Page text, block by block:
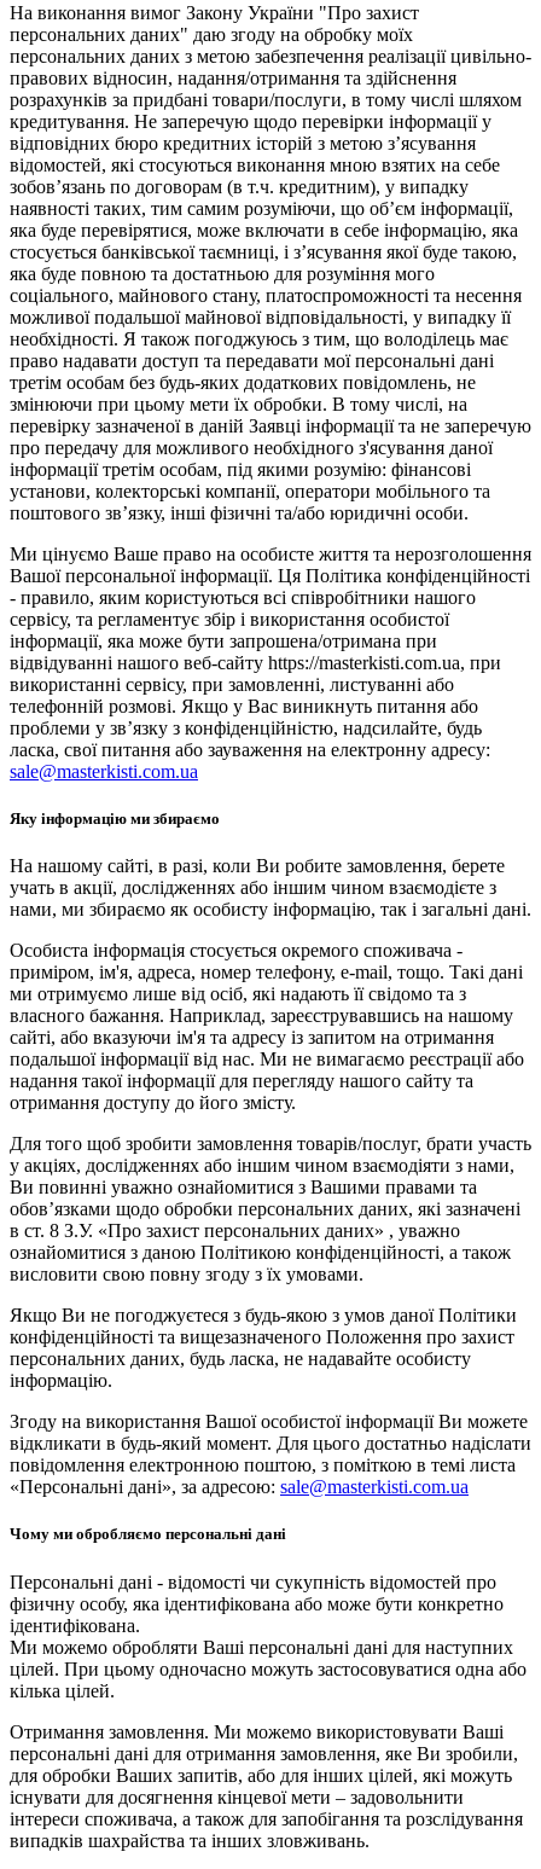
На виконання вимог Закону України "Про захист
персональних даних" даю згоду на обробку моїх
персональних даних з метою забезпечення реалізації цивільно-
правових відносин, надання/отримання та здійснення
розрахунків за придбані товари/послуги, в тому числі шляхом
кредитування. Не заперечую щодо перевірки інформації у
відповідних бюро кредитних історій з метою з’ясування
відомостей, які стосуються виконання мною взятих на себе
зобов’язань по договорам (в т.ч. кредитним), у випадку
наявності таких, тим самим розуміючи, що об’єм інформації,
яка буде перевірятися, може включати в себе інформацію, яка
стосується банківської таємниці, і з’ясування якої буде такою,
яка буде повною та достатньою для розуміння мого
соціального, майнового стану, платоспроможності та несення
можливої подальшої майнової відповідальності, у випадку її
необхідності. Я також погоджуюсь з тим, що володілець має
право надавати доступ та передавати мої персональні дані
третім особам без будь-яких додаткових повідомлень, не
змінюючи при цьому мети їх обробки. В тому числі, на
перевірку зазначеної в даній Заявці інформації та не заперечую
про передачу для можливого необхідного з'ясування даної
інформації третім особам, під якими розумію: фінансові
установи, колекторські компанії, оператори мобільного та
поштового зв’язку, інші фізичні та/або юридичні особи.
Ми цінуємо Ваше право на особисте життя та нерозголошення
Вашої персональної інформації. Ця Політика конфіденційності
- правило, яким користуються всі співробітники нашого
сервісу, та регламентує збір і використання особистої
інформації, яка може бути запрошена/отримана при
відвідуванні нашого веб-сайту https://masterkisti.com.ua, при
використанні сервісу, при замовленні, листуванні або
телефонній розмові. Якщо у Вас виникнуть питання або
проблеми у зв’язку з конфіденційністю, надсилайте, будь
ласка, свої питання або зауваження на електронну адресу:
sale@masterkisti.com.ua
Яку інформацію ми збираємо
На нашому сайті, в разі, коли Ви робите замовлення, берете
учать в акції, дослідженнях або іншим чином взаємодієте з
нами, ми збираємо як особисту інформацію, так і загальні дані.
Особиста інформація стосується окремого споживача -
приміром, ім'я, адреса, номер телефону, e-mail, тощо. Такі дані
ми отримуємо лише від осіб, які надають її свідомо та з
власного бажання. Наприклад, зареєструвавшись на нашому
сайті, або вказуючи ім'я та адресу із запитом на отримання
подальшої інформації від нас. Ми не вимагаємо реєстрації або
надання такої інформації для перегляду нашого сайту та
отримання доступу до його змісту.
Для того щоб зробити замовлення товарів/послуг, брати участь
у акціях, дослідженнях або іншим чином взаємодіяти з нами,
Ви повинні уважно ознайомитися з Вашими правами та
обов’язками щодо обробки персональних даних, які зазначені
в ст. 8 З.У. «Про захист персональних даних» , уважно
ознайомитися з даною Політикою конфіденційності, а також
висловити свою повну згоду з їх умовами.
Якщо Ви не погоджуєтеся з будь-якою з умов даної Політики
конфіденційності та вищезазначеного Положення про захист
персональних даних, будь ласка, не надавайте особисту
інформацію.
Згоду на використання Вашої особистої інформації Ви можете
відкликати в будь-який момент. Для цього достатньо надіслати
повідомлення електронною поштою, з поміткою в темі листа
«Персональні дані», за адресою: sale@masterkisti.com.ua
Чому ми обробляємо персональні дані
Персональні дані - відомості чи сукупність відомостей про
фізичну особу, яка ідентифікована або може бути конкретно
ідентифікована.
Ми можемо обробляти Ваші персональні дані для наступних
цілей. При цьому одночасно можуть застосовуватися одна або
кілька цілей.
Отримання замовлення. Ми можемо використовувати Ваші
персональні дані для отримання замовлення, яке Ви зробили,
для обробки Ваших запитів, або для інших цілей, які можуть
існувати для досягнення кінцевої мети – задовольнити
інтереси споживача, а також для запобігання та розслідування
випадків шахрайства та інших зловживань.